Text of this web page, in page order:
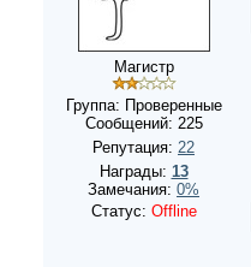
Магистр
Группа: Проверенные
Сообщений: 225
Репутация: 22
Награды: 13
Замечания: 0%
Статус: Offline